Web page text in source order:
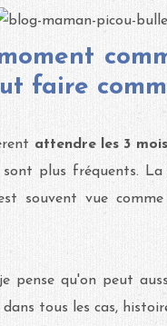
faire
attendre les 3
sont plus fréquents. La
souvent vue comme
pense qu'on peut
dans tous les cas,